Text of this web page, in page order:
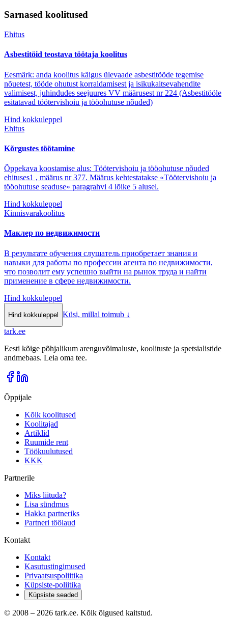
Sarnased koolitused
Ehitus
Asbestitöid teostava töötaja koolitus
Eesmärk: anda koolitus käigus ülevaade asbestitööde tegemise
nõuetest, tööde ohutust korraldamisest ja isikukaitsevahendite
valimisest, juhindudes seejuures VV määrusest nr 224 (Asbestitööle
esitatavad töötervishoiu ja tööohutuse nõuded)
Hind kokkuleppel
Ehitus
Kõrgustes töötamine
Õppekava koostamise alus: Töötervishoiu ja tööohutuse nõuded
ehituses1 , määrus nr 377. Määrus kehtestatakse «Töötervishoiu ja
tööohutuse seaduse» paragrahvi 4 lõike 5 alusel.
Hind kokkuleppel
Kinnisvarakoolitus
Маклер по недвижимости
В результате обучения слушатель приобретает знания и
навыки для работы по профессии агента по недвижимости,
что позволит ему успешно выйти на рынок труда и найти
применение в сфере недвижимости.
Hind kokkuleppel
Hind kokkuleppel Küsi, millal toimub ↓
tark.ee
Eesti kõige põhjalikum arenguvõimaluste, koolituste ja spetsialistide
andmebaas. Leia oma tee.
Õppijale
Kõik koolitused
Koolitajad
Artiklid
Ruumide rent
Töökuulutused
KKK
Partnerile
Miks liituda?
Lisa sündmus
Hakka partneriks
Partneri töölaud
Kontakt
Kontakt
Kasutustingimused
Privaatsuspoliitika
Küpsiste-poliitika
Küpsiste seaded
© 2008 – 2026 tark.ee. Kõik õigused kaitstud.